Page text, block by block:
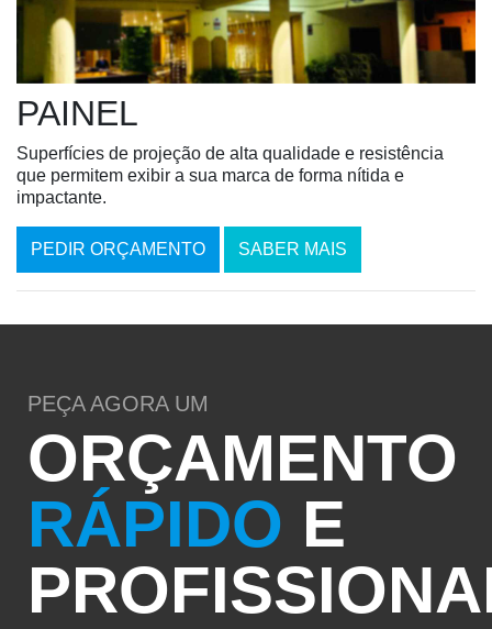
PAINEL
Superfí­cies de projeção de alta qualidade e resistência
que permitem exibir a sua marca de forma nítida e
impactante.
PEDIR ORÇAMENTO SABER MAIS
PEÇA AGORA UM
ORÇAMENTO
RÁPIDO E